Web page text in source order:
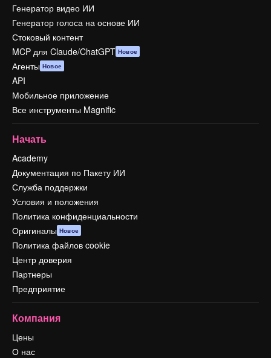
Генератор видео ИИ
Генератор голоса на основе ИИ
Стоковый контент
MCP для Claude/ChatGPT Новое
Агенты Новое
API
Мобильное приложение
Все инструменты Magnific
Начать
Academy
Документация по Пакету ИИ
Служба поддержки
Условия и положения
Политика конфиденциальности
Оригиналы Новое
Политика файлов cookie
Центр доверия
Партнеры
Предприятие
Компания
Цены
О нас